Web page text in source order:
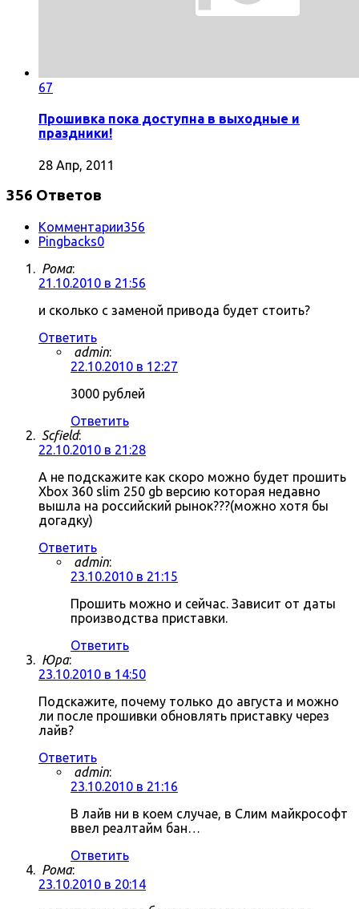
67
Прошивка пока доступна в выходные и
праздники!
28 Апр, 2011
356 Ответов
Комментарии356
Pingbacks0
Рома:
21.10.2010 в 21:56
и сколько с заменой привода будет стоить?
Ответить
admin:
22.10.2010 в 12:27
3000 рублей
Ответить
Scfield:
22.10.2010 в 21:28
А не подскажите как скоро можно будет прошить
Xbox 360 slim 250 gb версию которая недавно
вышла на российский рынок???(можно хотя бы
догадку)
Ответить
admin:
23.10.2010 в 21:15
Прошить можно и сейчас. Зависит от даты
производства приставки.
Ответить
Юра:
23.10.2010 в 14:50
Подскажите, почему только до августа и можно
ли после прошивки обновлять приставку через
лайв?
Ответить
admin:
23.10.2010 в 21:16
В лайв ни в коем случае, в Слим майкрософт
ввел реалтайм бан…
Ответить
Рома:
23.10.2010 в 20:14